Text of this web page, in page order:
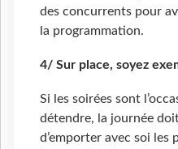
des concurrents pour
la programmation.
4/ Sur place, soyez
Si les soirées sont
détendre, la journée
d’emporter avec soi les